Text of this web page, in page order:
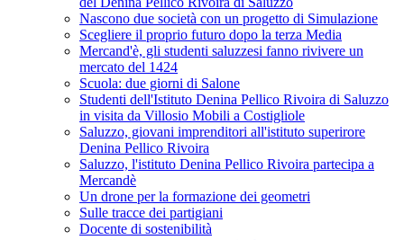
Nascono due società con un progetto di Simulazione
Scegliere il proprio futuro dopo la terza Media
Mercand'è, gli studenti saluzzesi fanno rivivere un
mercato del 1424
Scuola: due giorni di Salone
Studenti dell'Istituto Denina Pellico Rivoira di Saluzzo
in visita da Villosio Mobili a Costigliole
Saluzzo, giovani imprenditori all'istituto superirore
Denina Pellico Rivoira
Saluzzo, l'istituto Denina Pellico Rivoira partecipa a
Mercandè
Un drone per la formazione dei geometri
Sulle tracce dei partigiani
Docente di sostenibilità